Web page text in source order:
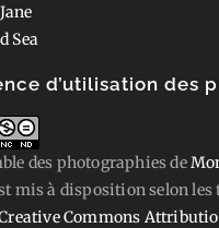
Sea
d’utilisation des
des photographiesde
mis à disposition selon les
Commons